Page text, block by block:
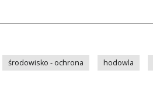
środowisko - ochrona hodowla